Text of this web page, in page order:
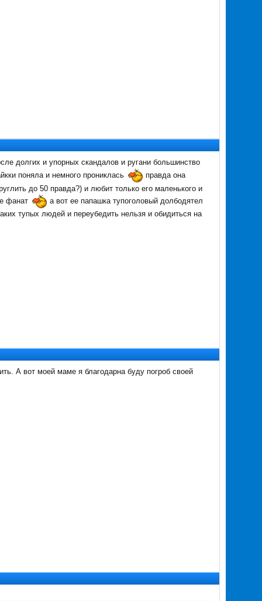
долгих и упорных скандалов и ругани большинство
поняла и немного прониклась
правда она
до 50 правда?) и любит только его маленького и
фанат
а вот ее папашка тупоголовый долбодятел
тупых людей и переубедить нельзя и обидиться на
А вот моей маме я благодарна буду погроб своей